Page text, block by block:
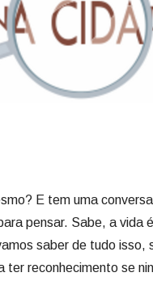
E tem uma
pensar. Sabe, a vida
saber de tudo isso,
ter reconhecimento se